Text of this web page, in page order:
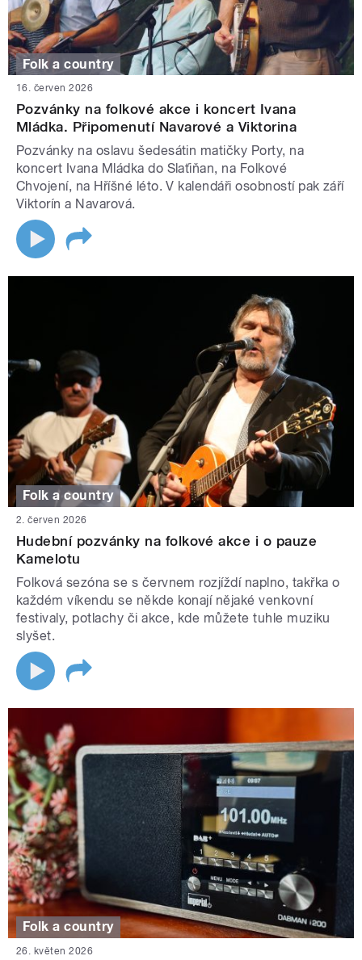
Folk a country
16. červen 2026
Pozvánky na folkové akce i koncert Ivana
Mládka. Připomenutí Navarové a Viktorina
Pozvánky na oslavu šedesátin matičky Porty, na
koncert Ivana Mládka do Slaťiňan, na Folkové
Chvojení, na Hříšné léto. V kalendáři osobností pak září
Viktorín a Navarová.
Folk a country
2. červen 2026
Hudební pozvánky na folkové akce i o pauze
Kamelotu
Folková sezóna se s červnem rozjíždí naplno, takřka o
každém víkendu se někde konají nějaké venkovní
festivaly, potlachy či akce, kde můžete tuhle muziku
slyšet.
Folk a country
26. květen 2026